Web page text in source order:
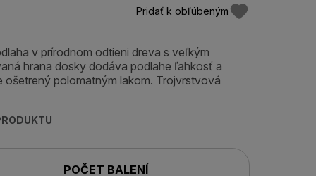
Pridať k obľúbeným
v prírodnom odtieni dreva s veľkým
hrana dosky dodáva podlahe ľahkosť a
ošetrený polomatným lakom. Trojvrstvová
POČET BALENÍ